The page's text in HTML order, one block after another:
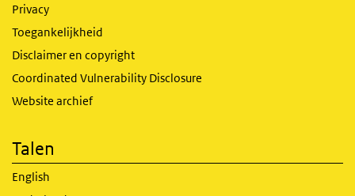
Privacy
Toegankelijkheid
Disclaimer en copyright
Coordinated Vulnerability Disclosure
Website archief
Talen
English